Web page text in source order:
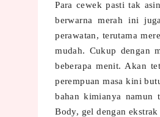
Para cewek pasti tak
berwarna merah ini
perawatan, terutama
mudah. Cukup dengan
beberapa menit. Akan
perempuan masa kini
bahan kimianya namun
Body, gel dengan